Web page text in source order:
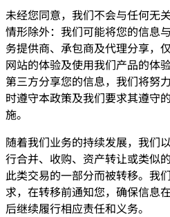
未经您同意，我们不会与任何无
情形除外：我们可能将您的信息
务提供商、承包商及代理分享，
网站的体验及使用我们产品的体
第三方分享您的信息，我们将努
时遵守本政策及我们要求其遵守
施。
随着我们业务的持续发展，我们
行合并、收购、资产转让或类似
此类交易的一部分而被转移。我
求，在转移前通知您，确保信息
后继续履行相应责任和义务。